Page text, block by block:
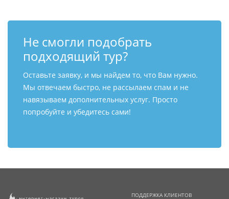
Не смогли подобрать
подходящий тур?
Оставьте заявку, и мы найдем то, что Вам нужно.
Мы отвечаем быстро, не рассылаем спам и не
навязываем дополнительных услуг. Просто
попробуйте и убедитесь сами!
ПОДДЕРЖКА КЛИЕНТОВ